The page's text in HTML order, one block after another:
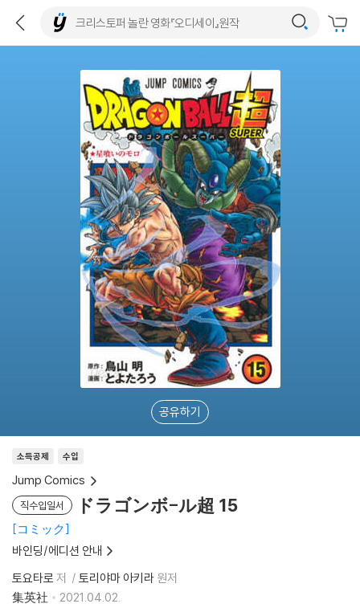
공유하기
소득공제 수입
Jump Comics
직수입일서 ドラゴンボ-ル超 15
コミック
바인딩/에디션 안내
토요타로 저 토리야마 아키라 원저
集英社
2021.04.02.